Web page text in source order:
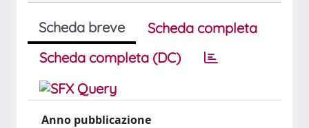
Scheda breve
Scheda completa
Scheda completa (DC)
Anno pubblicazione